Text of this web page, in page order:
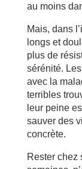
au moins
Mais, dans
longs et
plus de
sérénité.
avec la
terribles
leur peine
sauver des
concrète.
Rester chez